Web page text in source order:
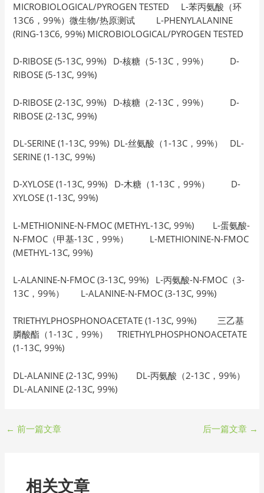
MICROBIOLOGICAL/PYROGEN TESTED L-苯丙氨酸（环
13C6，99%）微生物/热原测试 L-PHENYLALANINE
(RING-13C6, 99%) MICROBIOLOGICAL/PYROGEN TESTED
D-RIBOSE (5-13C, 99%) D-核糖（5-13C，99%） D-
RIBOSE (5-13C, 99%)
D-RIBOSE (2-13C, 99%) D-核糖（2-13C，99%） D-
RIBOSE (2-13C, 99%)
DL-SERINE (1-13C, 99%) DL-丝氨酸（1-13C，99%） DL-
SERINE (1-13C, 99%)
D-XYLOSE (1-13C, 99%) D-木糖（1-13C，99%） D-
XYLOSE (1-13C, 99%)
L-METHIONINE-N-FMOC (METHYL-13C, 99%) L-蛋氨酸-
N-FMOC（甲基-13C，99%） L-METHIONINE-N-FMOC
(METHYL-13C, 99%)
L-ALANINE-N-FMOC (3-13C, 99%) L-丙氨酸-N-FMOC（3-
13C，99%） L-ALANINE-N-FMOC (3-13C, 99%)
TRIETHYLPHOSPHONOACETATE (1-13C, 99%) 三乙基
膦酸酯（1-13C，99%） TRIETHYLPHOSPHONOACETATE
(1-13C, 99%)
DL-ALANINE (2-13C, 99%) DL-丙氨酸（2-13C，99%）
DL-ALANINE (2-13C, 99%)
← 前一篇文章 后一篇文章 →
相关文章